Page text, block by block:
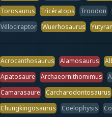
Torosaurus
Tricératops Troodon
Vélociraptor
Wuerhosaurus
Acrocanthosaurus Alamosaurus
Apatosaure
Archaeornithomimus
Camarasaure
Carcharodontosaurus
Chungkingosaurus
Coelophysis